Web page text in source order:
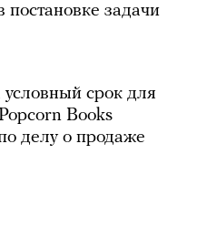
постановке задачи
срок для
Books
делу о продаже